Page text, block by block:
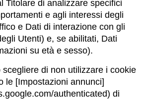
Titolare di analizzare specifici
e agli interessi degli
e Dati di interazione con gli
Utenti) e, se abilitati, Dati
su età e sesso).
di non utilizzare i cookie
le [Impostazioni annunci]
authenticated) di